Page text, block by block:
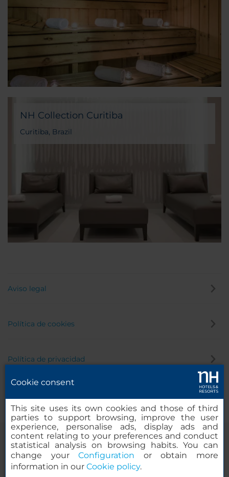
NH Collection Curitiba
Curitiba, Brazil
Aviso legal
Política de cookies
Política de privacidad
Cookie consent
This site uses its own cookies and those of third
parties to support browsing, improve the user
experience, personalise ads, display ads and
content relating to your preferences and conduct
statistical analysis on browsing habits. You can
change yourConfiguration or obtain more
information in our Cookie policy.